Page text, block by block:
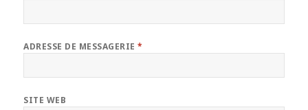
ADRESSE DE MESSAGERIE*
SITE WEB